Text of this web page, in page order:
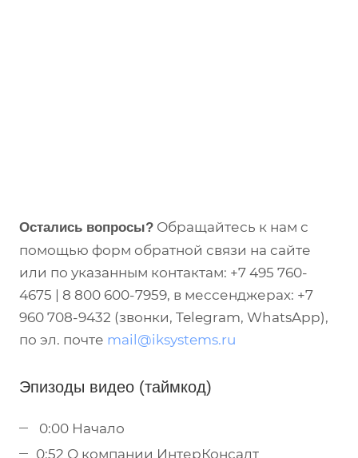
Остались вопросы? Обращайтесь к нам с
помощью форм обратной связи на сайте
или по указанным контактам: +7 495 760-
4675 | 8 800 600-7959, в мессенджерах: +7
960 708-9432 (звонки, Telegram, WhatsApp),
по эл. почте mail@iksystems.ru
Эпизоды видео (таймкод)
0:00 Начало
0:52 О компании ИнтерКонсалт